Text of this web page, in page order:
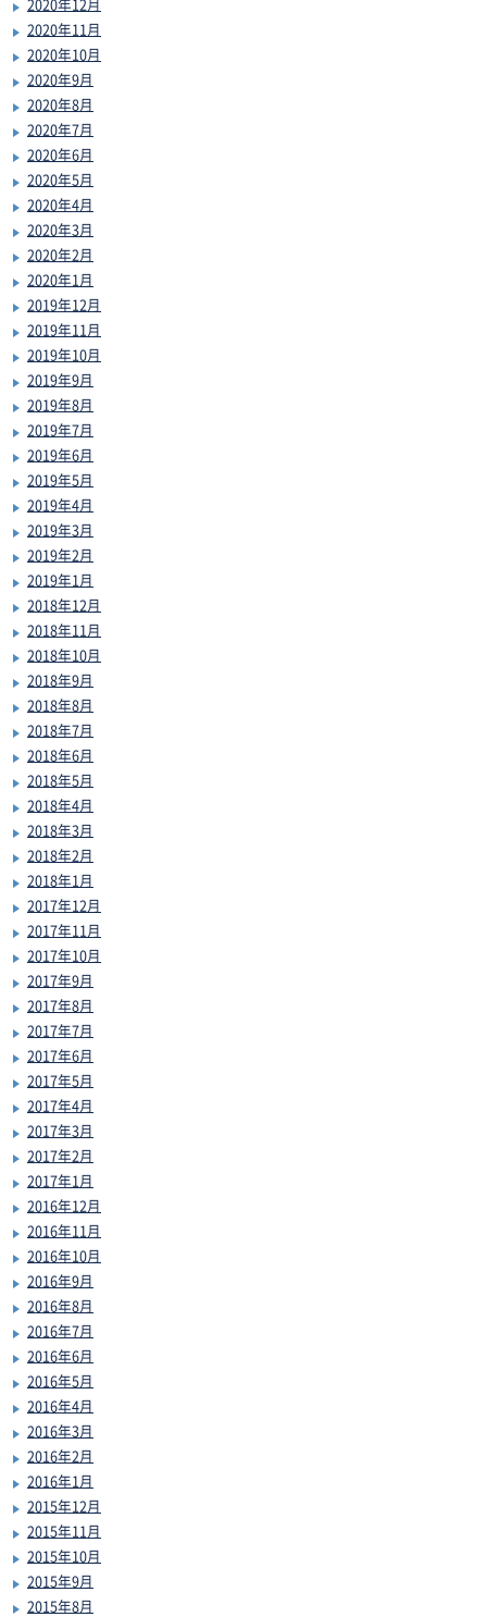
2020年11月
2020年10月
2020年9月
2020年8月
2020年7月
2020年6月
2020年5月
2020年4月
2020年3月
2020年2月
2020年1月
2019年12月
2019年11月
2019年10月
2019年9月
2019年8月
2019年7月
2019年6月
2019年5月
2019年4月
2019年3月
2019年2月
2019年1月
2018年12月
2018年11月
2018年10月
2018年9月
2018年8月
2018年7月
2018年6月
2018年5月
2018年4月
2018年3月
2018年2月
2018年1月
2017年12月
2017年11月
2017年10月
2017年9月
2017年8月
2017年7月
2017年6月
2017年5月
2017年4月
2017年3月
2017年2月
2017年1月
2016年12月
2016年11月
2016年10月
2016年9月
2016年8月
2016年7月
2016年6月
2016年5月
2016年4月
2016年3月
2016年2月
2016年1月
2015年12月
2015年11月
2015年10月
2015年9月
2015年8月